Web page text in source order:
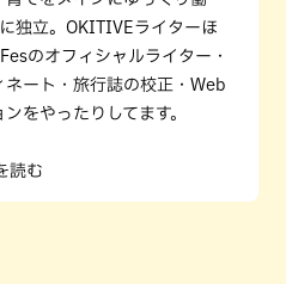
独立。OKITIVEライターほ
のオフィシャルライター・
ネート・旅行誌の校正・Web
をやったりしてます。
読む